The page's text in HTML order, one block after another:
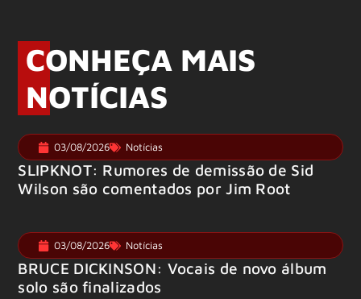
CONHEÇA MAIS
NOTÍCIAS
03/08/2026 Notícias
SLIPKNOT: Rumores de demissão de Sid
Wilson são comentados por Jim Root
03/08/2026 Notícias
BRUCE DICKINSON: Vocais de novo álbum
solo são finalizados